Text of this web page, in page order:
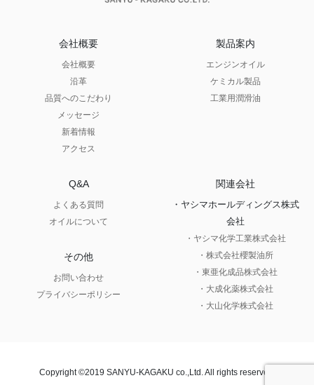
会社概要
会社概要
沿革
品質へのこだわり
メッセージ
新着情報
アクセス
製品案内
エンジンオイル
ケミカル製品
工業用潤滑油
Q&A
よくある質問
オイルについて
その他
お問い合わせ
プライバシーポリシー
関連会社
・ヤシマホールディングス株式
会社
・ヤシマ化学工業株式会社
・株式会社櫻製油所
・東亜化成品株式会社
・大成化薬株式会社
・大山化学株式会社
Copyright ©2019 SANYU-KAGAKU co.,Ltd. All rights reserved.